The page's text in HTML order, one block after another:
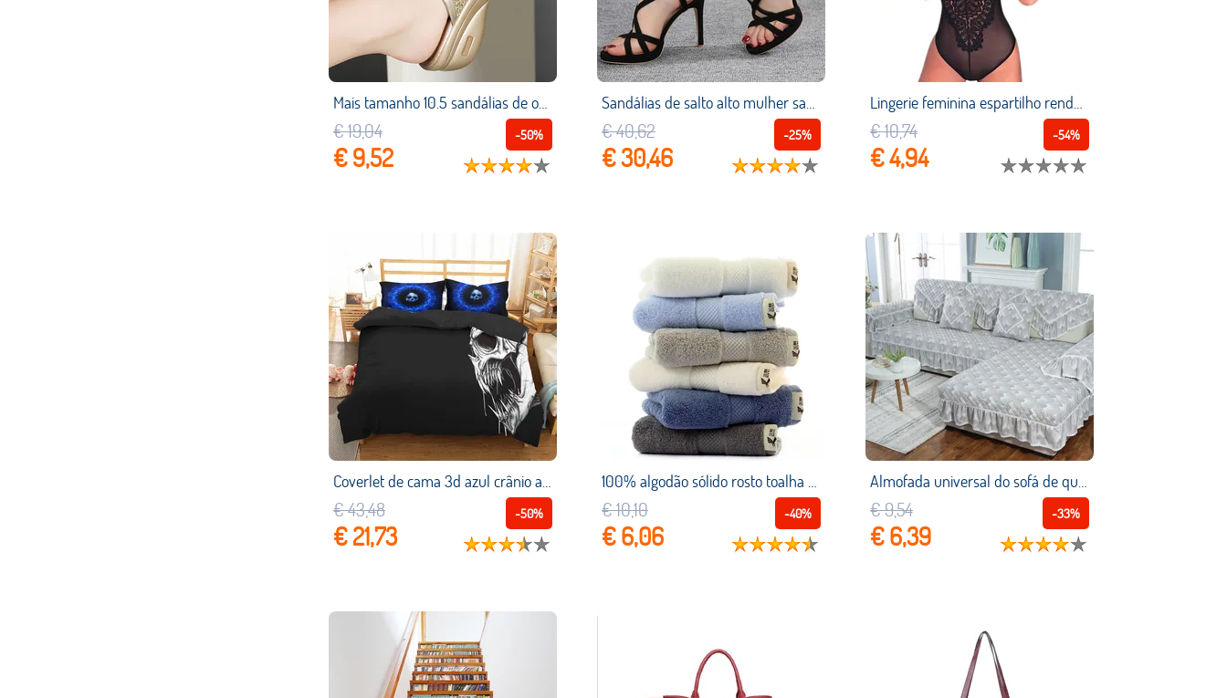
Mais tamanho 10.5 sandálias de ouro moda feminina bling plataforma sandálias sexy dedo do pé aberto festa salto alto aconchegante cunha sandalias femenina
-50%
€ 19,04
€ 9,52
Sandálias de salto alto mulher sandalias sapatos sexy dedo do pé aberto sexy tornozelo cinta gladiador sandália vestido de mulher sapato vestido feminino
-25%
€ 40,62
€ 30,46
Lingerie feminina espartilho renda underwire lacy musselina bodysuit tentação roupa interior sexy sutiã de renda erótica z0124
-54%
€ 10,74
€ 4,94
Coverlet de cama 3d azul crânio assustador impresso capa edredão conjunto têxteis para casa com fronhas para adulto king singe tamanho
-50%
€ 43,48
€ 21,73
100% algodão sólido rosto toalha para adultos secagem rápida macio grosso alta absorvente antibacteriano natural eco amigável toalha de rosto
-40%
€ 10,10
€ 6,06
Almofada universal do sofá de quatro estações, capa de sofá antiderrapante, toalha traseira da tela
-33%
€ 9,54
€ 6,39